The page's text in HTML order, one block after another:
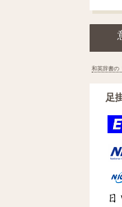
和英辞書の
足